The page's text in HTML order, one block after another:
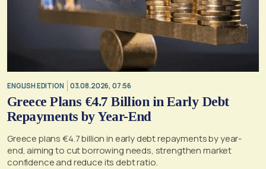
ENGLISH EDITION 03.08.2026, 07:56
Greece Plans €4.7 Billion in Early Debt
Repayments by Year-End
Greece plans €4.7 billion in early debt repayments by year-
end, aiming to cut borrowing needs, strengthen market
confidence and reduce its debt ratio.